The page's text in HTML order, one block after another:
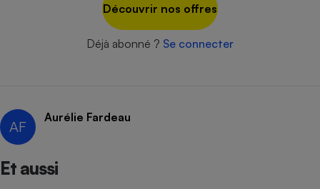
Découvrir nos offres
Déjà abonné ? Se connecter
AF
Aurélie Fardeau
Et aussi